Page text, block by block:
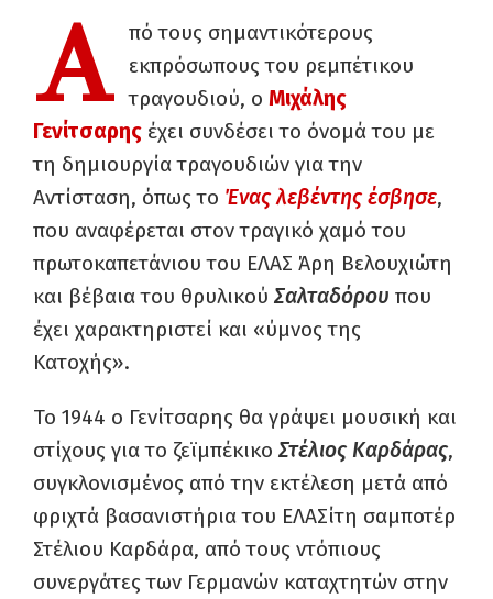
Α
πό τους σημαντικότερους
εκπρόσωπους του ρεμπέτικου
τραγουδιού, ο Μιχάλης
Γενίτσαρης έχει συνδέσει το όνομά του με
τη δημιουργία τραγουδιών για την
Αντίσταση, όπως το Ένας λεβέντης έσβησε,
που αναφέρεται στον τραγικό χαμό του
πρωτοκαπετάνιου του ΕΛΑΣ Άρη Βελουχιώτη
και βέβαια του θρυλικού Σαλταδόρου που
έχει χαρακτηριστεί και «ύμνος της
Κατοχής».
Το 1944 ο Γενίτσαρης θα γράψει μουσική και
στίχους για το ζεϊμπέκικο Στέλιος Καρδάρας,
συγκλονισμένος από την εκτέλεση μετά από
φριχτά βασανιστήρια του ΕΛΑΣίτη σαμποτέρ
Στέλιου Καρδάρα, από τους ντόπιους
συνεργάτες των Γερμανών καταχτητών στην